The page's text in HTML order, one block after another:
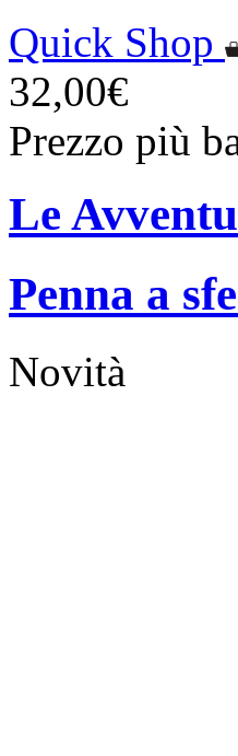
Quick Shop
32,00€
Prezzo più
Le
Penna a
Novità